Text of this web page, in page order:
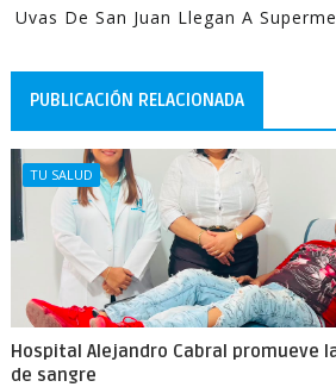
Uvas De San Juan Llegan A
PUBLICACIÓN RELACIONADA
TU SALUD
Hospital Alejandro Cabral promueve
de sangre